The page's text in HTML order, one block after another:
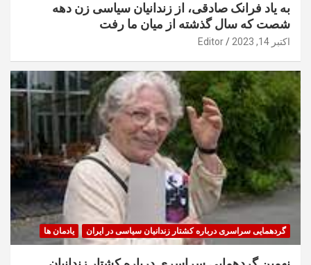
به یاد فرانک صادقی، از زندانیان سیاسی زن دهه
شصت که سال گذشته از میان ما رفت
اکتبر 14, 2023 Editor
گردهمایی سراسری درباره کشتار زندانیان سیاسی در ایران یادمان ها